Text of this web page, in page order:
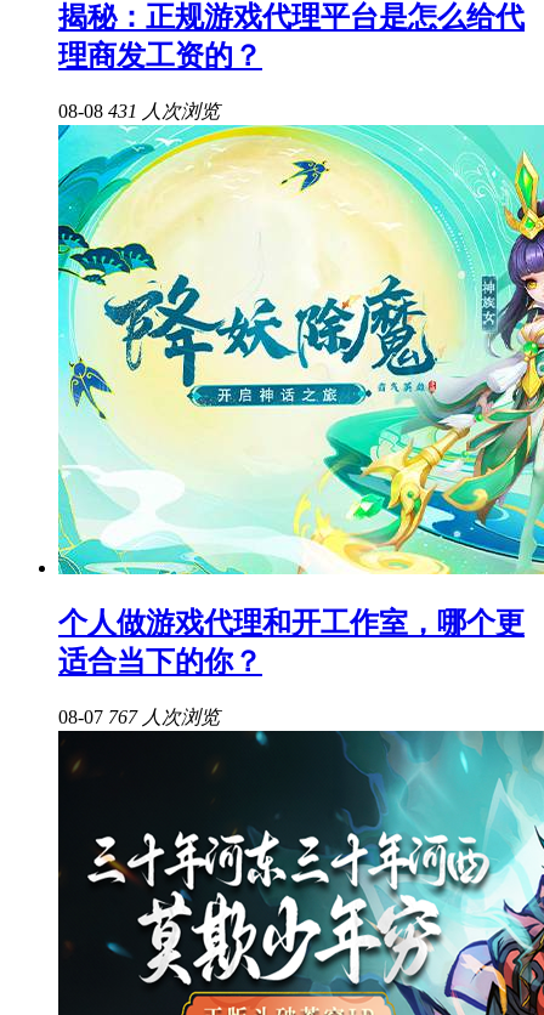
揭秘：正规游戏代理平台是怎么给代
理商发工资的？
08-08 431 人次浏览
个人做游戏代理和开工作室，哪个更
适合当下的你？
08-07 767 人次浏览